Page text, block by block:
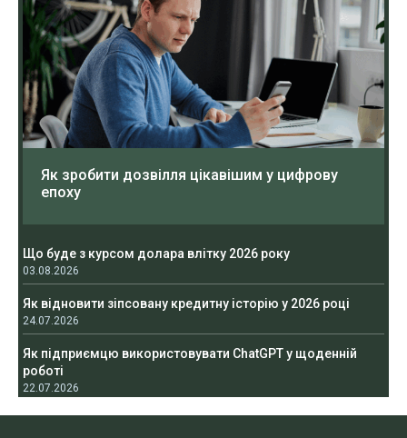
Як зробити дозвілля цікавішим у цифрову
епоху
Що буде з курсом долара влітку 2026 року
03.08.2026
Як відновити зіпсовану кредитну історію у 2026 році
24.07.2026
Як підприємцю використовувати ChatGPT у щоденній
роботі
22.07.2026